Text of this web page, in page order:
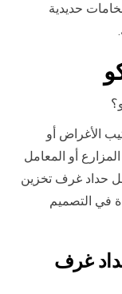
حديدية
الأغراض أو
أو المعامل
حداد غرف تخزين
في التصميم
غرف